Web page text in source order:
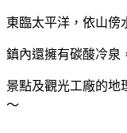
東臨太平洋，依山傍
鎮內還擁有碳酸冷泉
景點及觀光工廠的地
～